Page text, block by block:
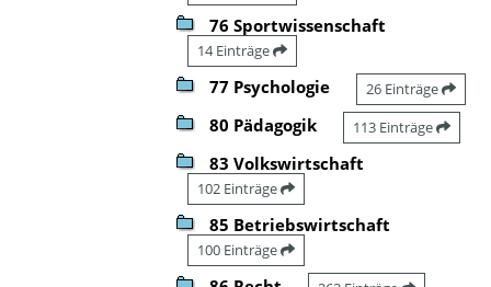
76 Sportwissenschaft
14 Einträge
77 Psychologie 26 Einträge
80 Pädagogik 113 Einträge
83 Volkswirtschaft
102 Einträge
85 Betriebswirtschaft
100 Einträge